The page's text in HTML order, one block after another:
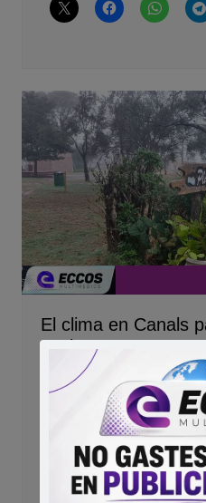
El clima en Canals
Junio
Redaccion eccos
Neblina por la mañana,
día, una temperatura de
gradualmente a 20°C en